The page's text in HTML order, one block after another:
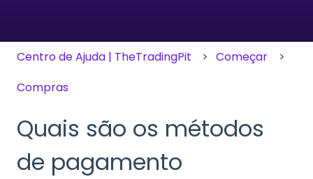
Centro de Ajuda | TheTradingPit
Começar
Compras
Quais são os métodos
de pagamento